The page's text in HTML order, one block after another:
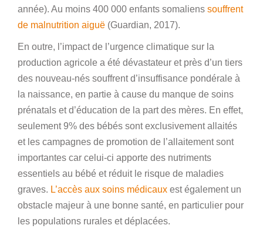
année). Au moins 400 000 enfants somaliens souffrent
de malnutrition aiguë (Guardian, 2017).
En outre, l’impact de l’urgence climatique sur la
production agricole a été dévastateur et près d’un tiers
des nouveau-nés souffrent d’insuffisance pondérale à
la naissance, en partie à cause du manque de soins
prénatals et d’éducation de la part des mères. En effet,
seulement 9% des bébés sont exclusivement allaités
et les campagnes de promotion de l’allaitement sont
importantes car celui-ci apporte des nutriments
essentiels au bébé et réduit le risque de maladies
graves. L’accès aux soins médicaux est également un
obstacle majeur à une bonne santé, en particulier pour
les populations rurales et déplacées.